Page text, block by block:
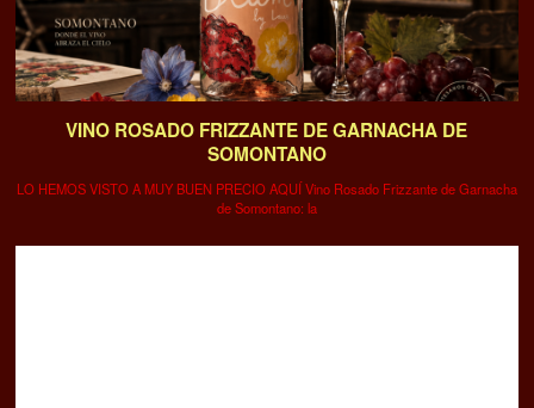
VINO ROSADO FRIZZANTE DE GARNACHA DE
SOMONTANO
LO HEMOS VISTO A MUY BUEN PRECIO AQUÍ Vino Rosado Frizzante de Garnacha
de Somontano: la